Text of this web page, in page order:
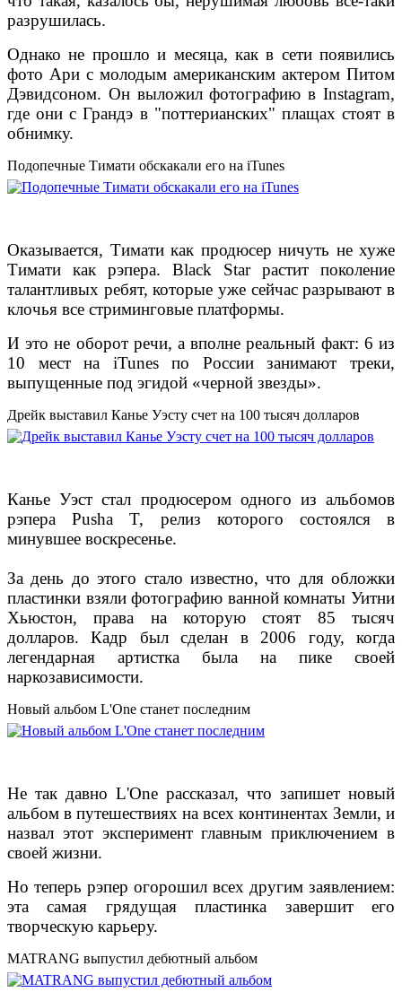
разрушилась.
Однако не прошло и месяца, как в сети появились
фото Ари с молодым американским актером Питом
Дэвидсоном. Он выложил фотографию в Instagram,
где они с Грандэ в "поттерианских" плащах стоят в
обнимку.
Подопечные Тимати обскакали его на iTunes
Оказывается, Тимати как продюсер ничуть не хуже
Тимати как рэпера. Black Star растит поколение
талантливых ребят, которые уже сейчас разрывают в
клочья все стриминговые платформы.
И это не оборот речи, а вполне реальный факт: 6 из
10 мест на iTunes по России занимают треки,
выпущенные под эгидой «черной звезды».
Дрейк выставил Канье Уэсту счет на 100 тысяч долларов
Канье Уэст стал продюсером одного из альбомов
рэпера Pusha T, релиз которого состоялся в
минувшее воскресенье.
За день до этого стало известно, что для обложки
пластинки взяли фотографию ванной комнаты Уитни
Хьюстон, права на которую стоят 85 тысяч
долларов. Кадр был сделан в 2006 году, когда
легендарная артистка была на пике своей
наркозависимости.
Новый альбом L'One станет последним
Не так давно L'One рассказал, что запишет новый
альбом в путешествиях на всех континентах Земли, и
назвал этот эксперимент главным приключением в
своей жизни.
Но теперь рэпер огорошил всех другим заявлением:
эта самая грядущая пластинка завершит его
творческую карьеру.
MATRANG выпустил дебютный альбом